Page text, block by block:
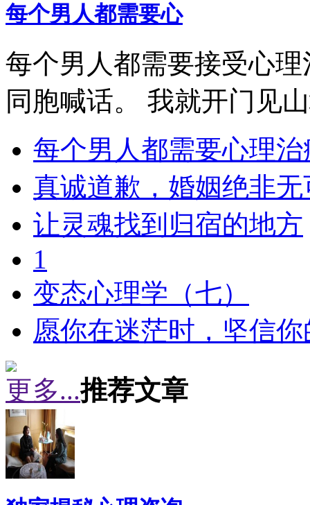
每个男人都需要心
每个男人都需要接受心
同胞喊话。 我就开门见
每个男人都需要心理
真诚道歉，婚姻绝非
让灵魂找到归宿的地方
1
变态心理学（七）
愿你在迷茫时，坚信
更多...推荐文章